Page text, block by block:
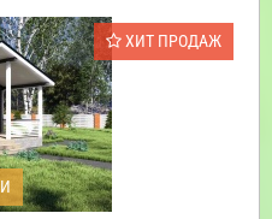
ХИТ ПРОДАЖ